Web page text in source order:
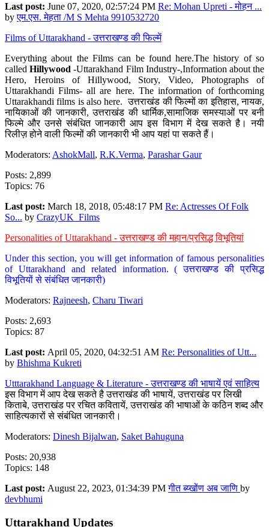
Last post: June 07, 2020, 02:57:24 PM Re: Mohan Upreti - मोहन ...
byएम.एस. मेहता /M S Mehta 9910532720
Films of Uttarakhand - उत्तराखण्ड की फिल्में
Everything about the Films can be found here.The history of so
calledHillywood-Uttarakhand Film Industry-,Information about the
Hero, Heroins of Hillywood, Story, Video, Photographs of
Uttarakhandi Films- all are here. The information of forthcoming
Uttarakhandi films is also here. उत्तराखंड की फिल्मों का इतिहास, नायक,
नायिकाओं की जानकारी, उत्तराखंड की धार्मिक,सामाजिक समस्याओं पर बनी
फिल्मे और उनसे संबंधित जानकारी आप इस विभाग में देख सकते है। नयी
रिलीज़ होने वाली फिल्मों की जानकारी भी आप यहां पा सकते हैं।
Moderators: AshokMall, R.K.Verma, Parashar Gaur
Posts: 2,899
Topics: 76
Last post: March 18, 2018, 05:48:17 PM Re: Actresses Of Folk
So... by CrazyUK_Films
Personalities of Uttarakhand - उत्तराखण्ड की महान/प्रसिद्ध विभूतियां
Under this section, you will get information of famous personalities
of Uttarakhand and related information. ( उत्तराखण्ड की प्रसिद्ध
विभूतियों से संबंधित जानकारी)
Moderators: Rajneesh, Charu Tiwari
Posts: 2,693
Topics: 87
Last post: April 05, 2020, 04:32:51 AM Re: Personalities of Utt...
by Bhishma Kukreti
Utttarakhand Language & Literature - उत्तराखण्ड की भाषायें एवं साहित्य
इस विभाग में आप देख सकते है उत्तराखंड की भाषायें, उत्तराखंड पर लिखी
किताबे, उत्तराखंड पर रचित कवितायें, उत्तराखंड की भाषाओं के कठिन शब्द और
साहित्यकारों से संबंधित जानकारी।
Moderators: Dinesh Bijalwan, Saket Bahuguna
Posts: 20,938
Topics: 148
Last post: August 22, 2023, 01:34:39 PMगीत ब्य्खोंण अब जाणि by
devbhumi
Uttarakhand Updates